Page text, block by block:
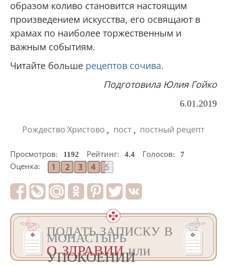
образом коливо становится настоящим
произведением искусства, его освящают в
храмах по наиболее торжественным и
важным событиям.
Читайте больше рецептов сочива.
Подготовила Юлия Гойко
6.01.2019
Рождество Христово , пост , постный рецепт
Просмотров: 1192 Рейтинг: 4.4 Голосов:
7
Оценка:
ПОДАТЬ ЗАПИСКУ В
МОНАСТЫРЬ
О ЗДРАВИИили
УПОКОЕНИИ